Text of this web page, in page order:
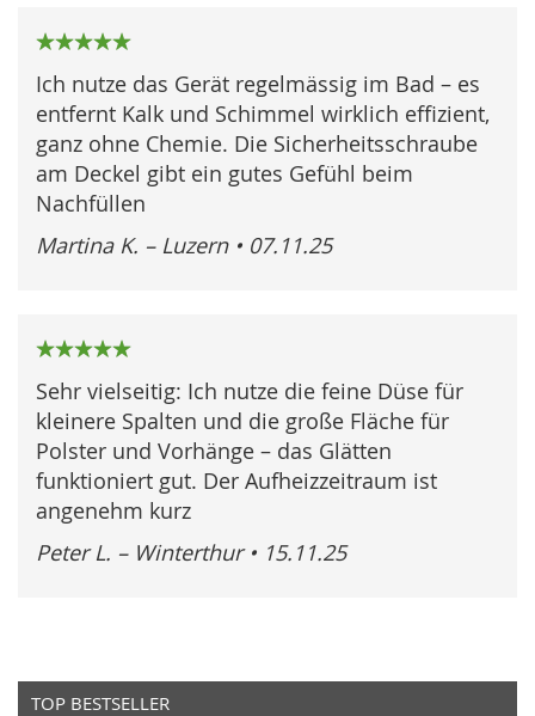
100%
Ich nutze das Gerät regelmässig im Bad – es
entfernt Kalk und Schimmel wirklich effizient,
ganz ohne Chemie. Die Sicherheitsschraube
am Deckel gibt ein gutes Gefühl beim
Nachfüllen
Martina K. – Luzern • 07.11.25
100%
Sehr vielseitig: Ich nutze die feine Düse für
kleinere Spalten und die große Fläche für
Polster und Vorhänge – das Glätten
funktioniert gut. Der Aufheizzeitraum ist
angenehm kurz
Peter L. – Winterthur • 15.11.25
TOP BESTSELLER